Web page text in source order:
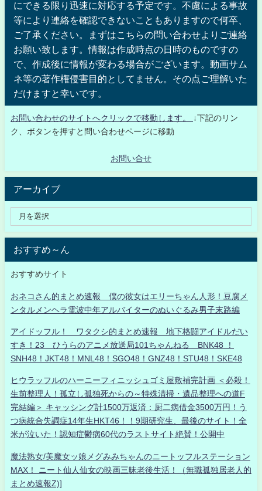
にできる限り迅速に対応する予定です。不慮による事故
等により連絡を確認できないこともありますので何卒、
ご了承ください。まずはこちらの問い合わせよりご連絡
お願い致します。情報は作成時点の日時のものですの
で、作成後に情報が変わる場合がございます。動画サム
ネ等の著作権侵害目的としてません。その点ご理解いた
だけますと幸いです。
お問い合わせのサイトへクリックで移動します。
↓下記のリン
ク、ボタンを押すと問い合わせページに移動
お問い合せ
アーカイブ
おすすめ～ん
おすすめサイト
おネコさん的まとめ速報 僕の彼女はエリーちゃん人形！豆腐メ
ンタルメンヘラ電波中年アルバイターのぬいぐるみ男子末路編
アイドッフル！ ワタクシ的まとめ速報 地下格闘アイドルだい
すき！23 ひうらのアニメ放送局101ちゃんねる BNK48 ！
SNH48！JKT48！MNL48！SGO48！GNZ48！STU48！SKE48
ヒウラッフルのハーニーフィニッシュゴミ屋敷補完計画 ＜必殺！
生前整理人！孤立し孤独死からの～特殊清掃・遺品整理への道F
完結編＞ キャッシング計1500万返済：厨二病借金3500万円！う
つ病統合失調症14年生HKT46！！9期研究生、最後のサイト！全
米が泣いた！認知症鬱病60代のラストサイト絶賛！公開中
魔法熟女/美魔女ッ娘メグみみちゃんのニートッフルステーション
MAX！ ニート仙人仙女の映画三昧老後生活！（無職孤独居老人的
まとめ速報Z)]